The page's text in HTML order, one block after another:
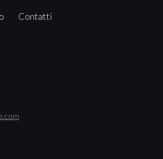
Contatti